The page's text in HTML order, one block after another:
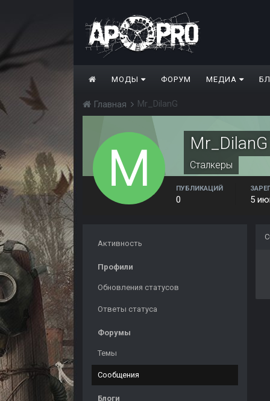
МОДЫ ФОРУМ МЕДИА
Главная Mr_DilanG
Mr_DilanG
Сталкеры
ПУБЛИКАЦИЙ
0 5
Активность
Профили
Обновления статусов
Ответы статуса
Форумы
Темы
Сообщения
Блоги